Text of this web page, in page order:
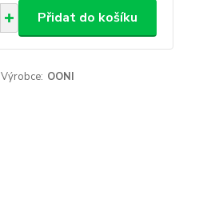
Přidat do košíku
Výrobce: OONI